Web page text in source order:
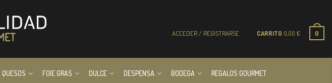
ACCEDER / REGISTRARSE CARRITO 0,00 € 0
QUESOS FOIE GRAS DULCE DESPENSA BODEGA REGALOS GOURMET